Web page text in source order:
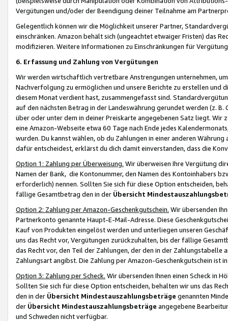
Vergütungen und/oder der Beendigung deiner Teilnahme am
Gelegentlich können wir die Möglichkeit unserer Partner,
einschränken. Amazon behält sich (ungeachtet etwaiger Fristen) das
modifizieren. Weitere Informationen zu Einschränkungen für
6. Erfassung und Zahlung von Vergütungen
Wir werden wirtschaftlich vertretbare Anstrengungen unternehmen,
Nachverfolgung zu ermöglichen und unsere Berichte zu erstellen und
diesem Monat verdient hast, zusammengefasst sind.
auf den nächsten Betrag in der Landeswährung gerundet werden (z.
über oder unter dem in deiner Preiskarte angegebenen Satz liegt.
eine Amazon-Webseite etwa 60 Tage nach Ende jedes
wurden. Du kannst wählen, ob du Zahlungen in einer anderen
dafür entscheidest, erklärst du dich damit einverstanden, dass die
Option 1: Zahlung per Überweisung. Wir überweisen Ihre Vergütung
Namen der Bank, die Kontonummer, den Namen des Kontoinhabers
erforderlich) nennen. Sollten Sie sich für diese Option entscheiden,
fällige Gesamtbetrag den in der Übersicht
Option 2: Zahlung per Amazon-Geschenkgutschein. Wir übersenden
Partnerkonto genannte Haupt-E-Mail-Adresse. Diese
Kauf von Produkten eingelöst werden und unterliegen unseren
uns das Recht vor, Vergütungen zurückzuhalten, bis der fällige
das Recht vor, den Teil der Zahlungen, der den in der
Zahlungsart angibst. Die Zahlung per Amazon-Geschenkgutschein ist
Option 3: Zahlung per Scheck. Wir übersenden Ihnen einen Scheck in
Sollten Sie sich für diese Option entscheiden, behalten wir uns das
den in der Übersicht Mindestauszahlungsbeträge genannten
der Übersicht Mindestauszahlungsbeträge angegebene
und Schweden nicht verfügbar.